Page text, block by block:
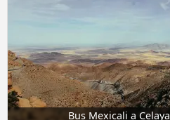
Bus Mexicali a Celaya